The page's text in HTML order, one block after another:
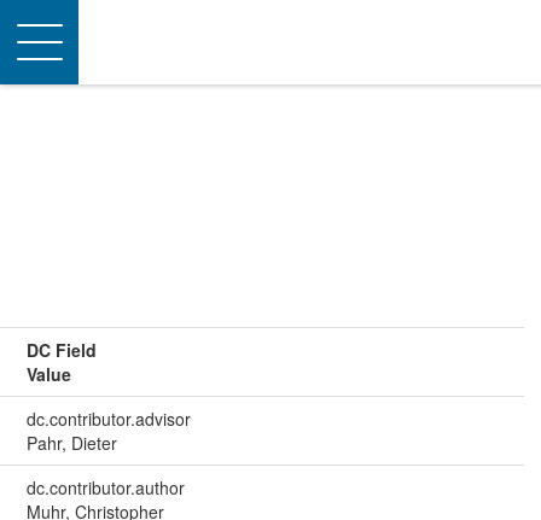
Toggle
navigation
DC Field
Value
dc.contributor.advisor
Pahr, Dieter
dc.contributor.author
Muhr, Christopher